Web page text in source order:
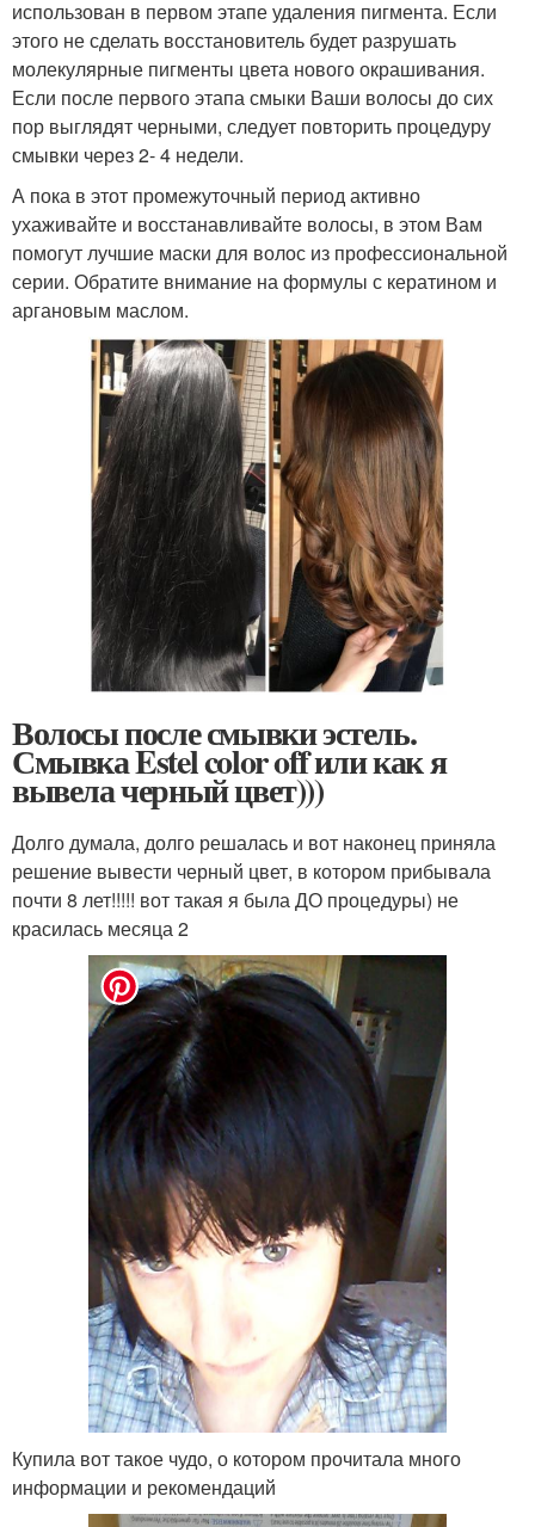
использован в первом этапе удаления пигмента. Если
этого не сделать восстановитель будет разрушать
молекулярные пигменты цвета нового окрашивания.
Если после первого этапа смыки Ваши волосы до сих
пор выглядят черными, следует повторить процедуру
смывки через 2- 4 недели.
А пока в этот промежуточный период активно
ухаживайте и восстанавливайте волосы, в этом Вам
помогут лучшие маски для волос из профессиональной
серии. Обратите внимание на формулы с кератином и
аргановым маслом.
Волосы после смывки эстель.
Смывка Estel color off или как я
вывела черный цвет)))
Долго думала, долго решалась и вот наконец приняла
решение вывести черный цвет, в котором прибывала
почти 8 лет!!!!! вот такая я была ДО процедуры) не
красилась месяца 2
Купила вот такое чудо, о котором прочитала много
информации и рекомендаций